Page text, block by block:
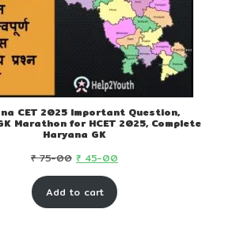
CET 2025 Important Question,
Marathon for HCET 2025, Complete
Haryana GK
₹75-00 Original
price
was:
₹ 45-00Current
Add to cart